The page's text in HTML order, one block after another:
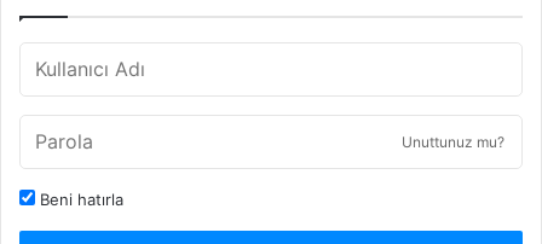
Unuttunuz mu?
Beni hatırla